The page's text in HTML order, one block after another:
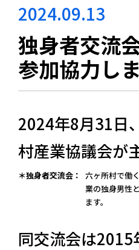
2024.09.13
独身者交流
参加協力し
2024年8月31日
村産業協議会が
＊独身者交流会：
六ヶ所村で働
業の独身男性
ます。
同交流会は